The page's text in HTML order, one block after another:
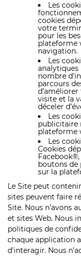
Les
cookies
votre
pour les
plateforme
navigation.
Les
nombre
parcours
visite et la
déceler
Les
publicitaire
plateforme
Les
Cookies
boutons de
sur la
Le Site peut
sites peuvent faire
Site. Nous n’avons
et sites Web. Nous
politiques de
chaque application
d’interagir. Nous